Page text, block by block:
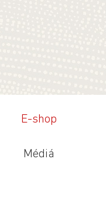
Médiá
E-shop